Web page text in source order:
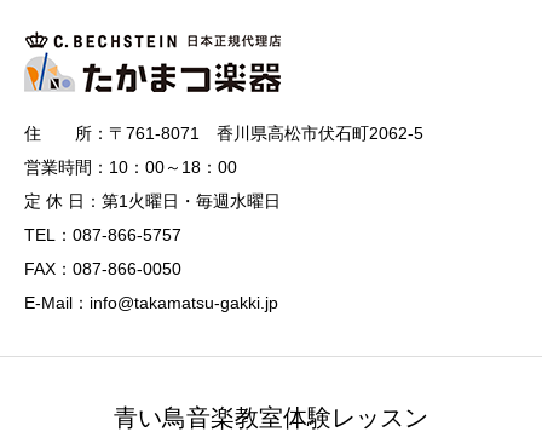
住 所：〒761-8071 香川県高松市伏石町2062-5
営業時間：10：00～18：00
定 休 日：第1火曜日・毎週水曜日
TEL：087-866-5757
FAX：087-866-0050
E-Mail：info@takamatsu-gakki.jp
青い鳥音楽教室体験レッスン